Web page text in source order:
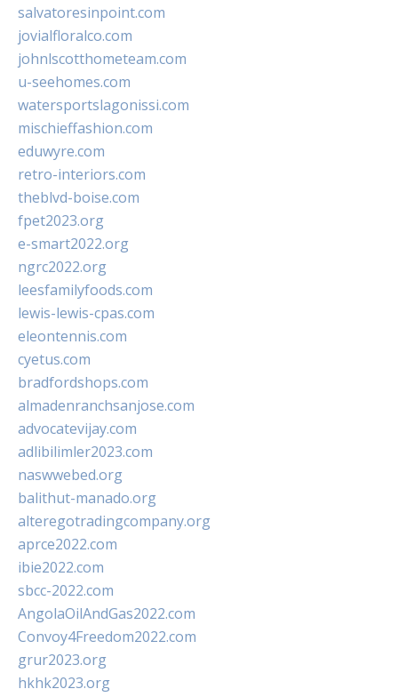
salvatoresinpoint.com
jovialfloralco.com
johnlscotthometeam.com
u-seehomes.com
watersportslagonissi.com
mischieffashion.com
eduwyre.com
retro-interiors.com
theblvd-boise.com
fpet2023.org
e-smart2022.org
ngrc2022.org
leesfamilyfoods.com
lewis-lewis-cpas.com
eleontennis.com
cyetus.com
bradfordshops.com
almadenranchsanjose.com
advocatevijay.com
adlibilimler2023.com
naswwebed.org
balithut-manado.org
alteregotradingcompany.org
aprce2022.com
ibie2022.com
sbcc-2022.com
AngolaOilAndGas2022.com
Convoy4Freedom2022.com
grur2023.org
hkhk2023.org